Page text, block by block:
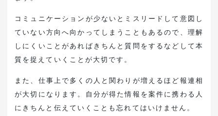
コミュニケーションが少ないとミスリードして意図し
ていない方向へ向かってしまうこともあるので、理解
しにくいことがあればきちんと質問をするなどして本
質を捉えていくことが大切です。
また、仕事上で多くの人と関わりが増えるほど報連相
が大切になります。自分が得た情報を案件に携わる人
にきちんと伝えていくことも忘れてはいけません。